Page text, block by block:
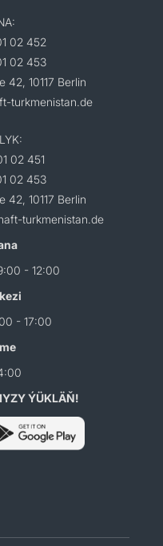
02 452
02 453
42, 10117 Berlin
turkmenistan.de
02 451
02 453
42, 10117 Berlin
turkmenistan.de
- 12:00
- 17:00
ÝÜKLÄŇ!